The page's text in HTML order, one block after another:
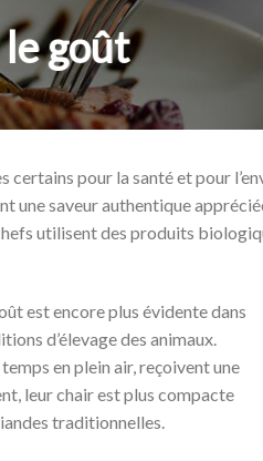
goût
certains pour la santé et pour
une saveur authentique
utilisent des produits
est encore plus évidente dans
d’élevage des animaux.
en plein air, reçoivent une
leur chair est plus compacte
traditionnelles.